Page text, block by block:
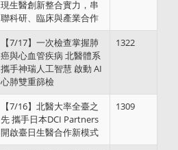
現生醫創新整合實力，串
聯科研、臨床與產業合作
【7/17】一次檢查掌握肺
癌與心血管疾病 北醫體系
攜手神瑞人工智慧 啟動 AI
心肺雙重篩檢
1322
【7/16】北醫大率全臺之
先 攜手日本DCI Partners
開啟臺日生醫合作新模式
1309